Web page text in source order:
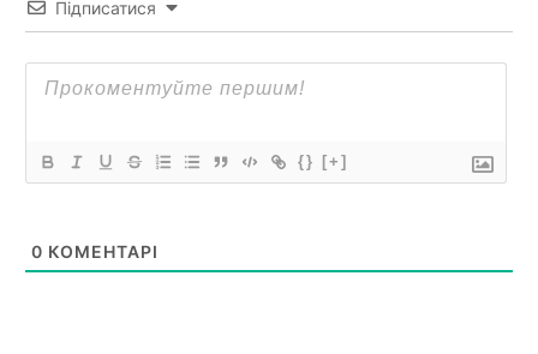
Підписатися
{} [+]
0 КОМЕНТАРІ